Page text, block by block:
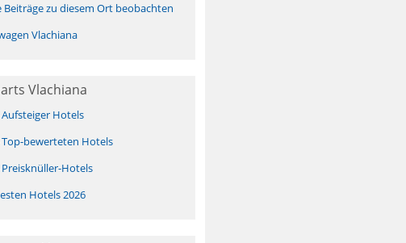
Beiträge zu diesem Ort beobachten
Vlachiana
Vlachiana
Aufsteiger Hotels
Top-bewerteten Hotels
Preisknüller-Hotels
Hotels 2026